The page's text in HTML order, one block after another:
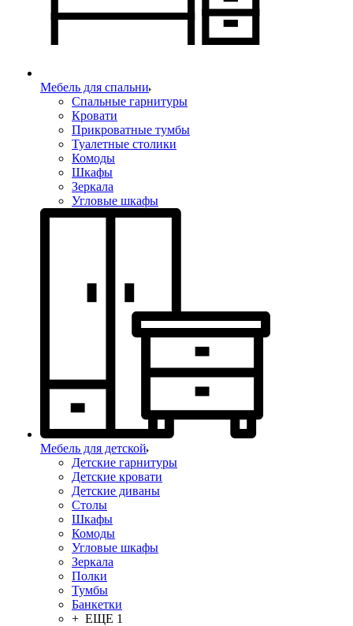
Мебель для спальни
Спальные гарнитуры
Кровати
Прикроватные тумбы
Туалетные столики
Комоды
Шкафы
Зеркала
Угловые шкафы
Мебель для детской
Детские гарнитуры
Детские кровати
Детские диваны
Столы
Шкафы
Комоды
Угловые шкафы
Зеркала
Полки
Тумбы
Банкетки
+ ЕЩЕ 1